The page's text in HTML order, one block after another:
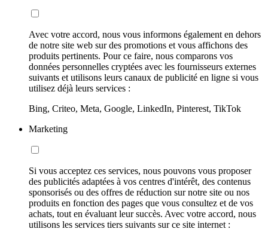
Avec votre accord, nous vous informons également en dehors
de notre site web sur des promotions et vous affichons des
produits pertinents. Pour ce faire, nous comparons vos
données personnelles cryptées avec les fournisseurs externes
suivants et utilisons leurs canaux de publicité en ligne si vous
utilisez déjà leurs services :
Bing, Criteo, Meta, Google, LinkedIn, Pinterest, TikTok
Marketing
Si vous acceptez ces services, nous pouvons vous proposer
des publicités adaptées à vos centres d'intérêt, des contenus
sponsorisés ou des offres de réduction sur notre site ou nos
produits en fonction des pages que vous consultez et de vos
achats, tout en évaluant leur succès. Avec votre accord, nous
utilisons les services tiers suivants sur ce site internet :